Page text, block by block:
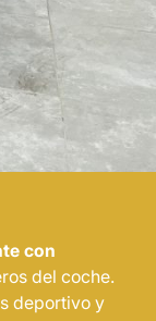
con
del coche.
deportivo y